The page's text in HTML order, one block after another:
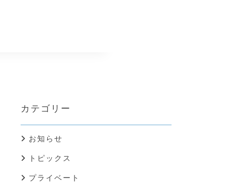
カテゴリー
お知らせ
トピックス
プライベート